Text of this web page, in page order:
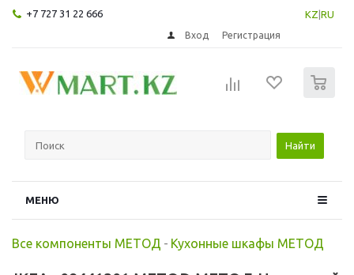
+7 727 31 22 666 KZ RU
Вход Регистрация
Найти
МЕНЮ
Все компоненты МЕТОД - Кухонные шкафы МЕТОД